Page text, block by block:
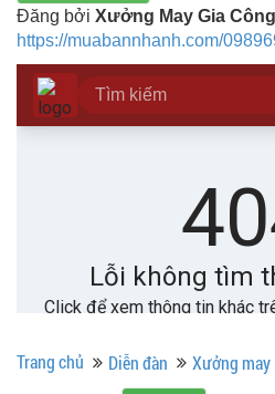
Đăng bởi Xưởng May Gia
https://muabannhanh.com/
Trang chủ Diễn đàn Xưởng may